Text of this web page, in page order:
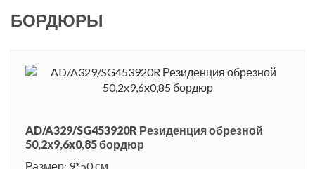
БОРДЮРЫ
AD/A329/SG453920R Резиденция обрезной
50,2x9,6x0,85 бордюр
Размер: 9*50 см